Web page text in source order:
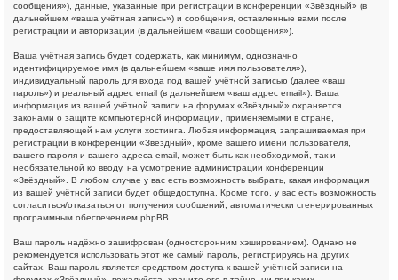
сообщения»), данные, указанные при регистрации в конференции «Звёздный» (в
дальнейшем «ваша учётная запись») и сообщения, оставленные вами после
регистрации и авторизации (в дальнейшем «ваши сообщения»).
Ваша учётная запись будет содержать, как минимум, однозначно
идентифицируемое имя (в дальнейшем «ваше имя пользователя»),
индивидуальный пароль для входа под вашей учётной записью (далее «ваш
пароль») и реальный адрес email (в дальнейшем «ваш адрес email»). Ваша
информация из вашей учётной записи на форумах «Звёздный» охраняется
законами о защите компьютерной информации, применяемыми в стране,
предоставляющей нам услуги хостинга. Любая информация, запрашиваемая при
регистрации в конференции «Звёздный», кроме вашего имени пользователя,
вашего пароля и вашего адреса email, может быть как необходимой, так и
необязательной ко вводу, на усмотрение администрации конференции
«Звёздный». В любом случае у вас есть возможность выбрать, какая информация
из вашей учётной записи будет общедоступна. Кроме того, у вас есть возможность
согласиться/отказаться от получения сообщений, автоматически сгенерированных
программным обеспечением phpBB.
Ваш пароль надёжно зашифрован (односторонним хэшированием). Однако не
рекомендуется использовать этот же самый пароль, регистрируясь на других
сайтах. Ваш пароль является средством доступа к вашей учётной записи на